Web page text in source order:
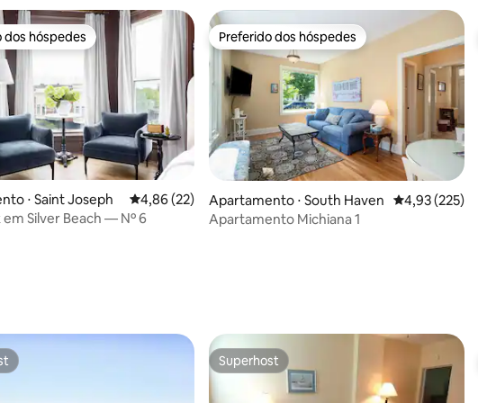
de 5, 149 avaliações
dos hóspedes
dos hóspedes
⋅ Saint Joseph 4,86 de uma avaliação média de 5, 22 avaliações
4,86 (22)
em Silver Beach — Nº 6
Preferido dos hóspedes
Preferido dos hóspedes
Apartamento ⋅ South Haven 4,93 de uma
4,93 (225)
Apartamento Michiana 1
Superhost
Superhost